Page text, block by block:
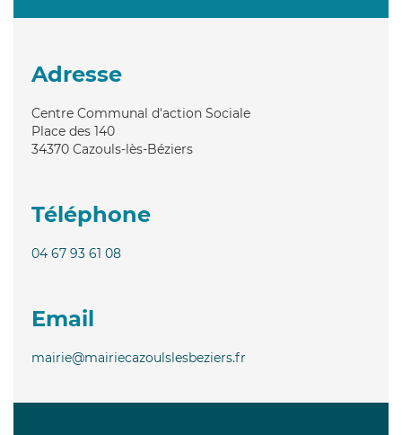
Adresse
Centre Communal d'action Sociale
Place des 140
34370 Cazouls-lès-Béziers
Téléphone
04 67 93 61 08
Email
mairie@mairiecazoulslesbeziers.fr